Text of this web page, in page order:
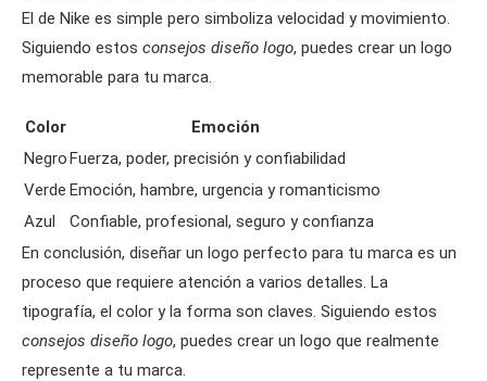
El de Nike es simple pero simboliza velocidad y movimiento.
Siguiendo estos consejos diseño logo, puedes crear un logo
memorable para tu marca.
Color
Emoción
NegroFuerza, poder, precisión y confiabilidad
Verde Emoción, hambre, urgencia y romanticismo
Azul
Confiable, profesional, seguro y confianza
En conclusión, diseñar un logo perfecto para tu marca es un
proceso que requiere atención a varios detalles. La
tipografía, el color y la forma son claves. Siguiendo estos
consejos diseño logo, puedes crear un logo que realmente
represente a tu marca.